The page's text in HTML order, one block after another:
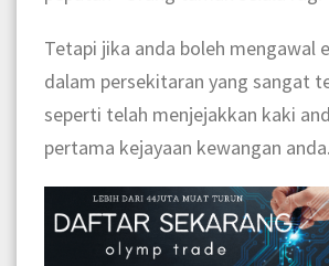
Tetapi jika anda boleh mengawal
dalam persekitaran yang sangat
seperti telah menjejakkan kaki
pertama kejayaan kewangan anda.